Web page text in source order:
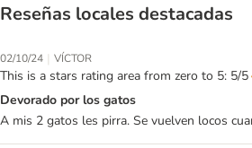
Reseñas locales destacadas
02/10/24 | VÍCTOR
This is a stars rating area from zero to 5: 5/5
Devorado por los gatos
A mis 2 gatos les pirra. Se vuelven locos